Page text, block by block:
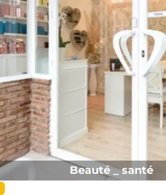
Beauté _ santé